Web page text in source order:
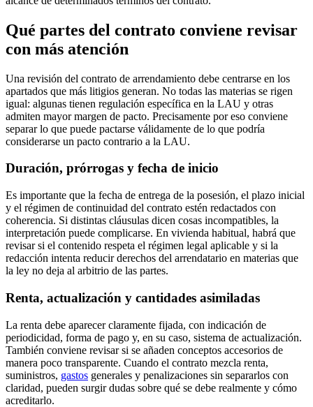
Qué partes del contrato conviene revisar
con más atención
Una revisión del contrato de arrendamiento debe centrarse en los
apartados que más litigios generan. No todas las materias se rigen
igual: algunas tienen regulación específica en la LAU y otras
admiten mayor margen de pacto. Precisamente por eso conviene
separar lo que puede pactarse válidamente de lo que podría
considerarse un pacto contrario a la LAU.
Duración, prórrogas y fecha de inicio
Es importante que la fecha de entrega de la posesión, el plazo inicial
y el régimen de continuidad del contrato estén redactados con
coherencia. Si distintas cláusulas dicen cosas incompatibles, la
interpretación puede complicarse. En vivienda habitual, habrá que
revisar si el contenido respeta el régimen legal aplicable y si la
redacción intenta reducir derechos del arrendatario en materias que
la ley no deja al arbitrio de las partes.
Renta, actualización y cantidades asimiladas
La renta debe aparecer claramente fijada, con indicación de
periodicidad, forma de pago y, en su caso, sistema de actualización.
También conviene revisar si se añaden conceptos accesorios de
manera poco transparente. Cuando el contrato mezcla renta,
suministros, gastos generales y penalizaciones sin separarlos con
claridad, pueden surgir dudas sobre qué se debe realmente y cómo
acreditarlo.